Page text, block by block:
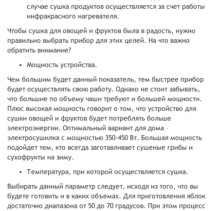
случае сушка продуктов осуществляется за счет работы
инфракрасного нагревателя.
Чтобы сушка для овощей и фруктов была в радость, нужно
правильно выбрать прибор для этих целей. На что важно
обратить внимание?
Мощность устройства.
Чем большим будет данный показатель, тем быстрее прибор
будет осуществлять свою работу. Однако не стоит забывать,
что большие по объему чаши требуют и большей мощности.
Плюс высокая мощность говорит о том, что устройство для
сушки овощей и фруктов будет потреблять больше
электроэнергии. Оптимальный вариант для дома –
электросушилка с мощностью 350-450 Вт. Большая мощность
подойдет тем, кто всегда заготавливает сушеные грибы и
сухофрукты на зиму.
Температура, при которой осуществляется сушка.
Выбирать данный параметр следует, исходя из того, что вы
будете готовить и в каких объемах. Для приготовления яблок
достаточно диапазона от 50 до 70 градусов. При этом процесс